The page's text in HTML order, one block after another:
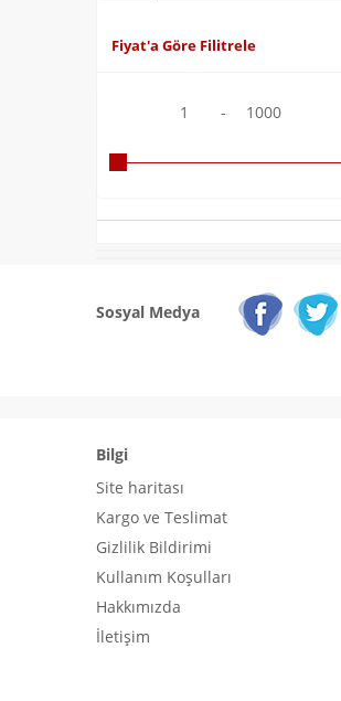
Fiyat'a Göre Filitrele
1 - 1000
Sosyal Medya
Bilgi
Site haritası
Kargo ve Teslimat
Gizlilik Bildirimi
Kullanım Koşulları
Hakkımızda
İletişim